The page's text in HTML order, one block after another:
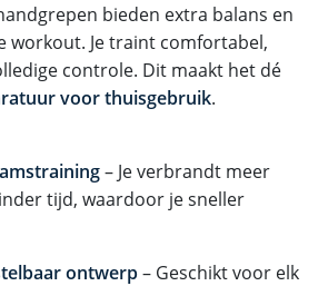
bieden extra balans en
workout. Je traint comfortabel,
controle. Dit maakt het dé
voor thuisgebruik.
– Je verbrandt meer
tijd, waardoor je sneller
ontwerp– Geschikt voor elk